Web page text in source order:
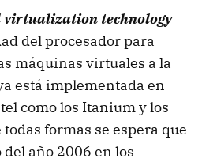
virtualization technology
del procesador para
máquinas virtuales a la
está implementada en
como los Itanium y los
formas se espera que
año 2006 en los